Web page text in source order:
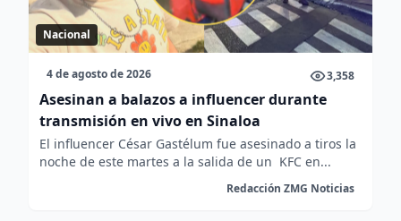
Nacional
4 de agosto de 2026 3,358
Asesinan a balazos a influencer durante
transmisión en vivo en Sinaloa
El influencer César Gastélum fue asesinado a tiros la
noche de este martes a la salida de un KFC en...
Redacción ZMG Noticias